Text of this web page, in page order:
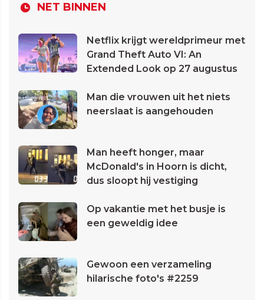
NET BINNEN
Netflix krijgt wereldprimeur met
Grand Theft Auto VI: An
Extended Look op 27 augustus
Man die vrouwen uit het niets
neerslaat is aangehouden
Man heeft honger, maar
McDonald's in Hoorn is dicht,
dus sloopt hij vestiging
Op vakantie met het busje is
een geweldig idee
Gewoon een verzameling
hilarische foto's #2259